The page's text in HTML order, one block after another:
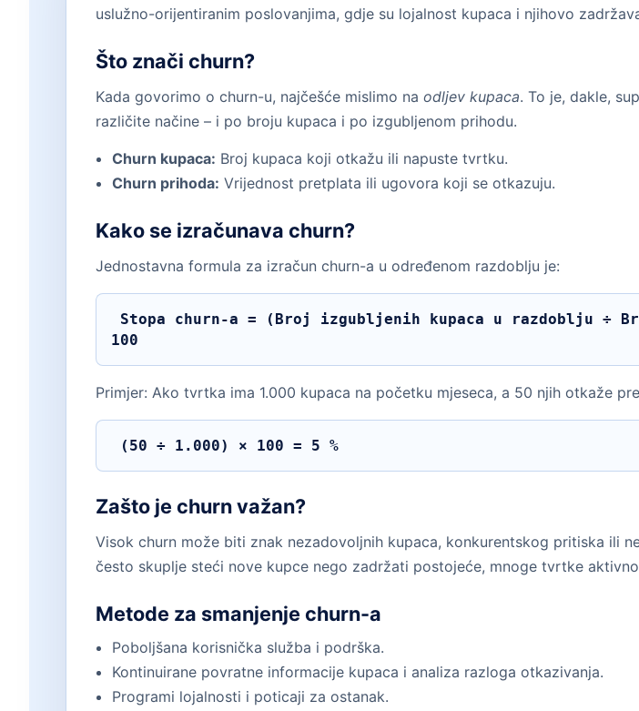
uslužno-orijentiranim poslovanjima, gdje su lojalnost kupaca i njihovo
Što znači churn?
Kada govorimo o churn-u, najčešće mislimo naodljev kupaca. To je, dakle,
različite načine – i po broju kupaca i po izgubljenom prihodu.
Churn kupaca: Broj kupaca koji otkažu ili napuste tvrtku.
Churn prihoda: Vrijednost pretplata ili ugovora koji se otkazuju.
Kako se izračunava churn?
Jednostavna formula za izračun churn-a u određenom razdoblju je:
100
Primjer: Ako tvrtka ima 1.000 kupaca na početku mjeseca, a 50 njih otkaže
(50 ÷ 1.000) × 100 = 5 %
Zašto je churn važan?
Visok churn može biti znak nezadovoljnih kupaca, konkurentskog pritiska ili
često skuplje steći nove kupce nego zadržati postojeće, mnoge tvrtke
Metode za smanjenje churn-a
Poboljšana korisnička služba i podrška.
Kontinuirane povratne informacije kupaca i analiza razloga otkazivanja.
Programi lojalnosti i poticaji za ostanak.